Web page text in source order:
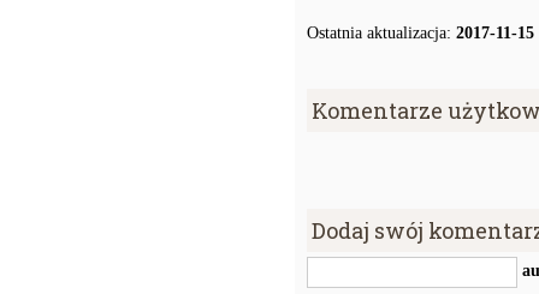
Ostatnia aktualizacja: 2017-11-15
Komentarze
Dodaj swój